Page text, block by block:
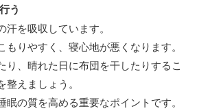
う
を吸収しています。
りやすく、寝心地が悪くなります。
り、晴れた日に布団を干したりするこ
えましょう。
の質を高める重要なポイントです。